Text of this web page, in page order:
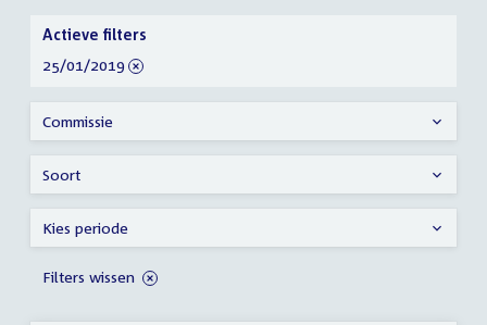
Verfijn
uw
resultaten
Actieve filters
verwijder
25/01/2019
Commissie
Soort
Kies periode
Filters wissen